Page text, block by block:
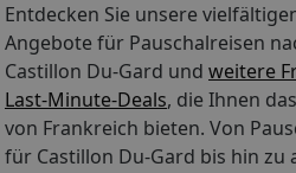
Entdecken Sie unsere
Angebote für Pauschalreisen
Castillon Du-Gard und weitere
Last-Minute-Deals, die Ihnen
von Frankreich bieten. Von
für Castillon Du-Gard bis hin zu